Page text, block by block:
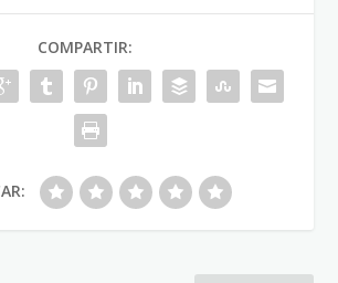
COMPARTIR: